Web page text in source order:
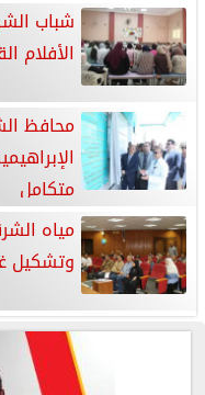
شباب
الأفلام
محافظ
متكامل
مياه
وتشكيل